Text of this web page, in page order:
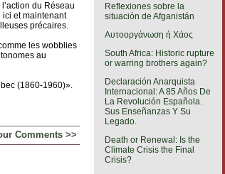
du Réseau
ici et maintenant
précaires.
les wobblies
au
(1860-1960)».
Comments >>
Reflexiones sobre la
situación de Afganistán
Αυτοοργάνωση ή Χάος
South Africa: Historic rupture
or warring brothers again?
Declaración Anarquista
Internacional: A 85 Años De
La Revolución Española.
Sus Enseñanzas Y Su
Legado.
Death or Renewal: Is the
Climate Crisis the Final
Crisis?